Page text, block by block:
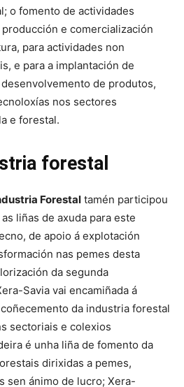
o fomento de actividades
e comercialización
para actividades non
e para a implantación de
de produtos,
nos sectores
e forestal.
forestal
Forestal tamén participou
liñas de axuda para este
de apoio á explotación
nas pemes desta
da segunda
Savia vai encamiñada á
da industria forestal
sectoriais e colexios
é unha liña de fomento da
dirixidas a pemes,
sen ánimo de lucro; Xera-